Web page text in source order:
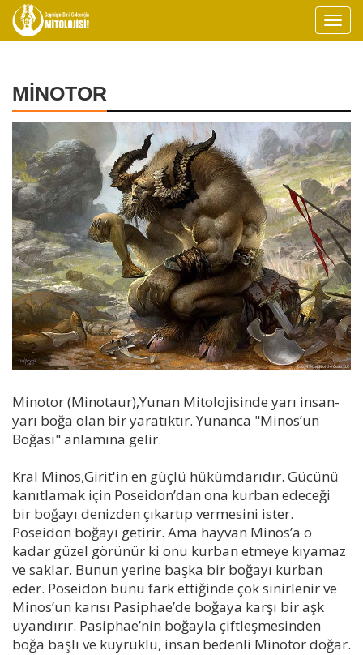
MİNOTOR
Minotor (Minotaur),Yunan Mitolojisinde yarı insan-
yarı boğa olan bir yaratıktır. Yunanca "Minos’un
Boğası" anlamına gelir.
Kral Minos,Girit'in en güçlü hükümdarıdır. Gücünü
kanıtlamak için Poseidon’dan ona kurban edeceği
bir boğayı denizden çıkartıp vermesini ister.
Poseidon boğayı getirir. Ama hayvan Minos’a o
kadar güzel görünür ki onu kurban etmeye kıyamaz
ve saklar. Bunun yerine başka bir boğayı kurban
eder. Poseidon bunu fark ettiğinde çok sinirlenir ve
Minos’un karısı Pasiphae’de boğaya karşı bir aşk
uyandırır. Pasiphae’nin boğayla çiftleşmesinden
boğa başlı ve kuyruklu, insan bedenli Minotor doğar.